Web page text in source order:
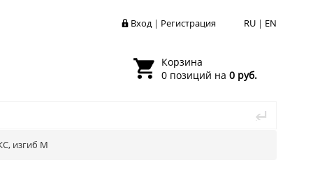
RU | EN
Вход| Регистрация
Корзина
0 позиций на 0 руб.
изгиб M